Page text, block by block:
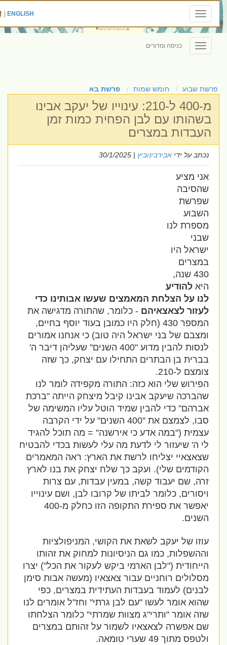
Toggle
navigation
ENGLISH
|
Toggle
navigation
כניסה ומדורים
פרשת שבוע חומש שמות פרשת בא
מ-400 ל-210: עינוייו של יעקב אבינו
בשהותו עם לבן הפחית כמות זמן
העבדות במצרים
נכתב על ידיאבירבינוביץ| 30/1/2025
אני מציע
שהסיבה
שפרשת
השבוע
מספרת לנו
שבני
ישראל היו
במצרים
430 שנה,
היאלהודיע
​​לנו על הצלחת המאמצים שעשו אבותינו כדי
לעזור לצאצאיהם- כלומר, שהתורה מדגישה את
המספר 430 (חלק היו כמובן בעוד יוסף בחיים,
ומצבם של בני ישראל היה טוב) כי אנחנו אמורים
לנסות להבין מדוע "400 השנים" שעליהן דיבר ה'
בברית בן הבתרים התחילו עם יצחק, כך שזה
צומצם ל-210.
הפירוש שלי הוא כזה: התורה מקפידה לומר לנו
שהברכה שיעקב אבינו קיבל מיצחק הייתה "ברכת
אברהם" כדי להבין שמיד הוטל עליו המשימה של
סבו, לצמצם את "400 השנים" על ידי הקרבה
עצמית ("במה אדע כי אירשנה" = מה תוכל להגיד
לי ה' שיעזור לי לדעת מה עלי לעשות בכדי להבטיח
שצאצאיי יצליחו לרשת את הארץ: ראה המאמרים
הקודמים שלי). ועקב כך שלח יצחק את בנו לארץ
זרה, שם יעבוד קשה, במעין עבדות, עם צרות
ויסורים, כלומר לביתו של קרובו לבן, ושם עינוייו
יאפשר את ספירת התקופה הזו כחלק מ-400
השנים.
עוזו של יעקב לשאת את הקושי, המניפולציות
וההשפלות, כמו גם הניסיונות למחוק את זהותו
הייחודית ("לבן הארמי ביקש לעקור את הכל") יצרו
מסלולים רוחניים עבור צאצאיו (מעשה אבות סימן
לבנים) לעמוד בעבדות העתידית במצרים, כפי
שהוא אומר לעשו "עם לבן גרתי" וחז"ל אומרים לנו
שזה אומר "ותרי"ג מצוות שמרתי" כלומר הצלחתו
שם אפשרה לצאצאיו לשמור על זהותם במצרים
ולטפס מתוך 49 שערי טומאה.